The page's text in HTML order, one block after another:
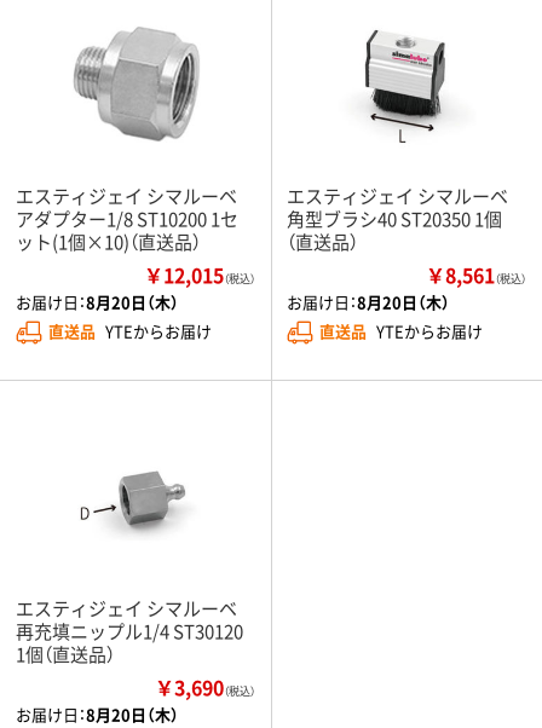
エスティジェイ シマルーベ
アダプター1/8 ST10200 1セ
ット(1個×10)（直送品）
￥12,015（税込）
お届け日：8月20日（木）
直送品 YTEからお届け
エスティジェイ シマルーベ
角型ブラシ40 ST20350 1個
（直送品）
￥8,561（税込）
お届け日：8月20日（木）
直送品 YTEからお届け
エスティジェイ シマルーベ
再充填ニップル1/4 ST30120
1個（直送品）
￥3,690（税込）
お届け日：8月20日（木）